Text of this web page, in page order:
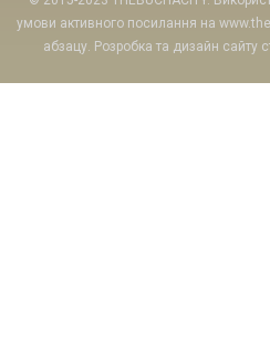
умови активного посилання на
абзацу. Розробка та дизайн сайту